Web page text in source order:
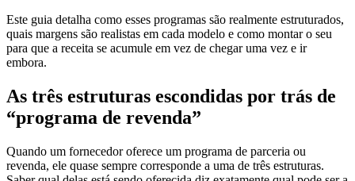
Este guia detalha como esses programas são realmente estruturados,
quais margens são realistas em cada modelo e como montar o seu
para que a receita se acumule em vez de chegar uma vez e ir
embora.
As três estruturas escondidas por trás de
“programa de revenda”
Quando um fornecedor oferece um programa de parceria ou
revenda, ele quase sempre corresponde a uma de três estruturas.